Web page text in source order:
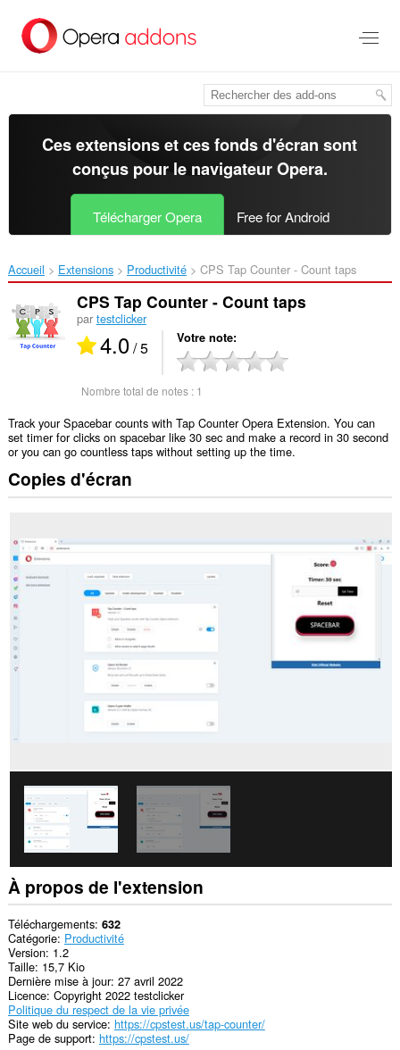
contenu
Ces extensions et ces fonds d'écran sont
conçus pour le navigateur Opera.
Télécharger Opera Free for Android
Accueil Extensions Productivité CPS Tap Counter - Count taps‎
CPS Tap Counter - Count taps
par testclicker
4.0/ 5 Votre note
Nombre total de notes : 1
Track your Spacebar counts with Tap Counter Opera Extension. You can
set timer for clicks on spacebar like 30 sec and make a record in 30 second
or you can go countless taps without setting up the time.
Copies d'écran
À propos de l'extension
Téléchargements 632
Catégorie Productivité
Version 1.2
Taille 15,7 Kio
Dernière mise à jour 27 avril 2022
Licence Copyright 2022 testclicker
Politique du respect de la vie privée
Site web du service https://cpstest.us/tap-counter/
Page de support https://cpstest.us/